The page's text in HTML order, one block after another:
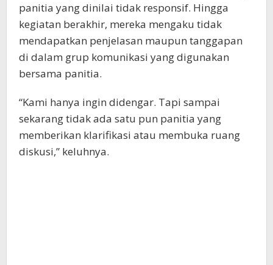
panitia yang dinilai tidak responsif. Hingga
kegiatan berakhir, mereka mengaku tidak
mendapatkan penjelasan maupun tanggapan
di dalam grup komunikasi yang digunakan
bersama panitia.
“Kami hanya ingin didengar. Tapi sampai
sekarang tidak ada satu pun panitia yang
memberikan klarifikasi atau membuka ruang
diskusi,” keluhnya.